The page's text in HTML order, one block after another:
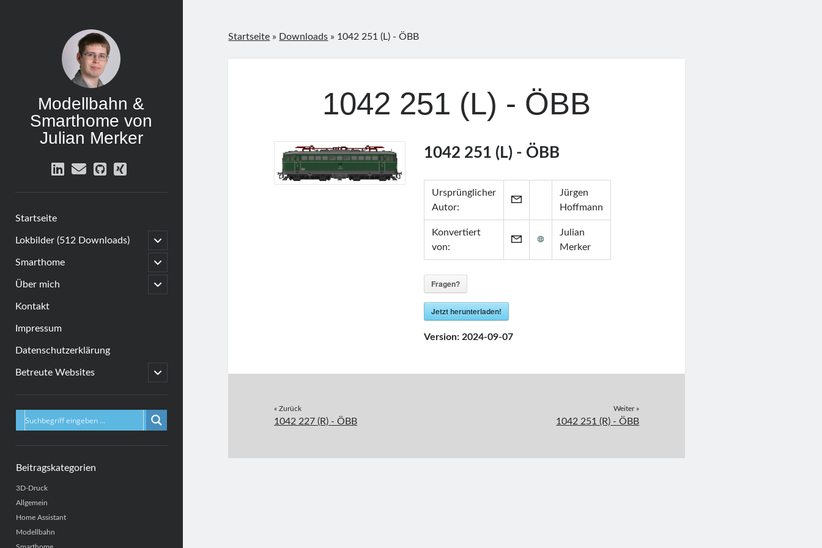
Modellbahn &
Smarthome von
Julian Merker
linkedin
emailgithub
xing
Startseite
Lokbilder (512 Downloads)
open
child
menu
Smarthome
open
child
menu
Über mich
open
child
Kontakt
Impressum
Datenschutzerklärung
Betreute Websites
open
child
Sidebar
Beitragskategorien
3D-Druck
Allgemein
Home Assistant
Modellbahn
Startseite » Downloads » 1042 251 (L) - ÖBB
1042 251 (L) - ÖBB
1042 251 (L) - ÖBB
Ursprünglicher
Autor:
Jürgen
Hoffmann
Konvertiert
von:
Julian
Merker
Fragen?
Jetzt herunterladen!
Version: 2024-09-07
« Zurück
1042 227 (R) - ÖBB
Weiter »
1042 251 (R) - ÖBB